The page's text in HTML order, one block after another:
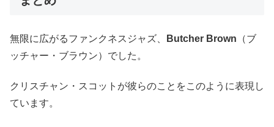
無限に広がるファンクネスジャズ、 Butcher Brown （ブ
ッチャー・ブラウン）でした。
クリスチャン・スコットが彼らのことをこのように表現し
ています。